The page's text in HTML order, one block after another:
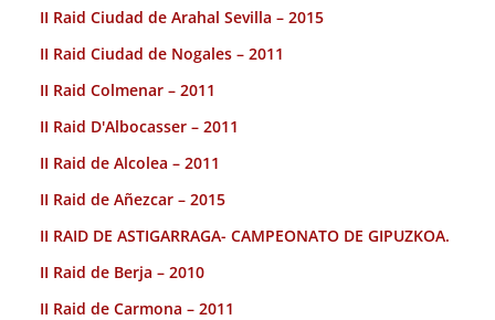
II Raid Ciudad de Arahal Sevilla – 2015
II Raid Ciudad de Nogales – 2011
II Raid Colmenar – 2011
II Raid D'Albocasser – 2011
II Raid de Alcolea – 2011
II Raid de Añezcar – 2015
II RAID DE ASTIGARRAGA- CAMPEONATO DE GIPUZKOA.
II Raid de Berja – 2010
II Raid de Carmona – 2011